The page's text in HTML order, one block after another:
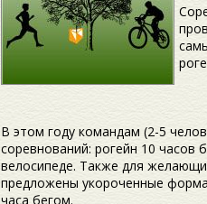
В этом году командам (2-5
соревнований: рогейн 10 часов
велосипеде. Также для
предложены укороченные
часа бегом.